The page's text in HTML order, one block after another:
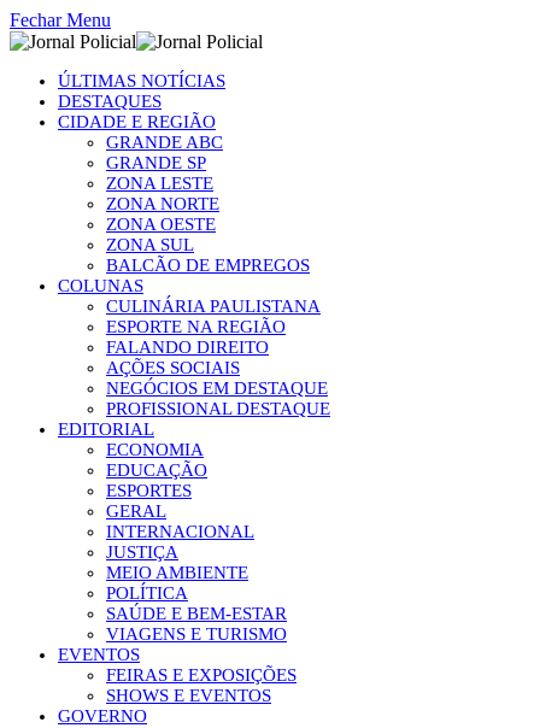
Fechar Menu
ÚLTIMAS NOTÍCIAS
DESTAQUES
CIDADE E REGIÃO
GRANDE ABC
GRANDE SP
ZONA LESTE
ZONA NORTE
ZONA OESTE
ZONA SUL
BALCÃO DE EMPREGOS
COLUNAS
CULINÁRIA PAULISTANA
ESPORTE NA REGIÃO
FALANDO DIREITO
AÇÕES SOCIAIS
NEGÓCIOS EM DESTAQUE
PROFISSIONAL DESTAQUE
EDITORIAL
ECONOMIA
EDUCAÇÃO
ESPORTES
GERAL
INTERNACIONAL
JUSTIÇA
MEIO AMBIENTE
POLÍTICA
SAÚDE E BEM-ESTAR
VIAGENS E TURISMO
EVENTOS
FEIRAS E EXPOSIÇÕES
SHOWS E EVENTOS
GOVERNO